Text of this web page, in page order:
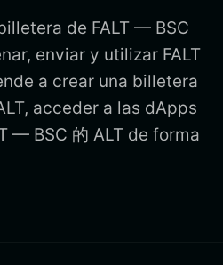
de FALT — BSC
enviar y utilizar FALT
a crear una billetera
acceder a las dApps
— BSC 的 ALT de forma